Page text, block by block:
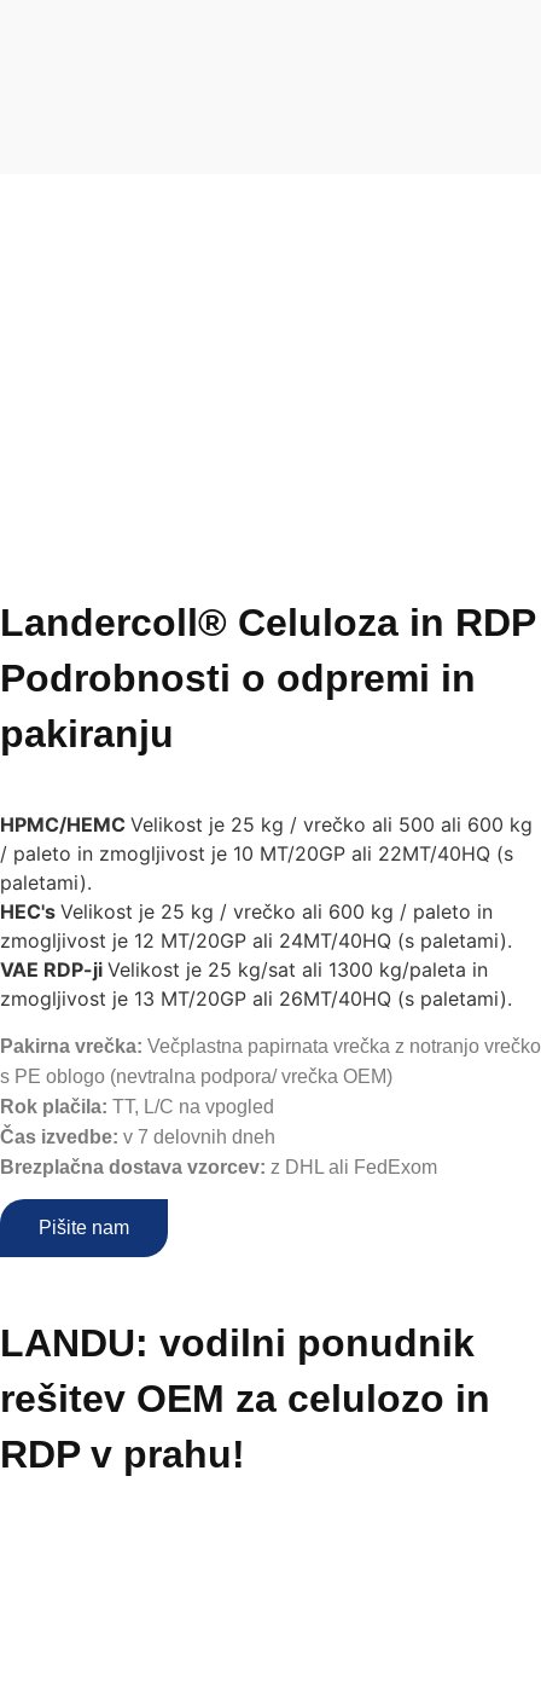
Landercoll® Celuloza in RDP
Podrobnosti o odpremi in
pakiranju
HPMC/HEMC Velikost je 25 kg / vrečko ali 500 ali 600 kg
/ paleto in zmogljivost je 10 MT/20GP ali 22MT/40HQ (s
paletami).
HEC's Velikost je 25 kg / vrečko ali 600 kg / paleto in
zmogljivost je 12 MT/20GP ali 24MT/40HQ (s paletami).
VAE RDP-ji Velikost je 25 kg/sat ali 1300 kg/paleta in
zmogljivost je 13 MT/20GP ali 26MT/40HQ (s paletami).
Pakirna vrečka: Večplastna papirnata vrečka z notranjo vrečko
s PE oblogo (nevtralna podpora/ vrečka OEM)
Rok plačila: TT, L/C na vpogled
Čas izvedbe: v 7 delovnih dneh
Brezplačna dostava vzorcev: z DHL ali FedExom
Pišite nam
LANDU: vodilni ponudnik
rešitev OEM za celulozo in
RDP v prahu!